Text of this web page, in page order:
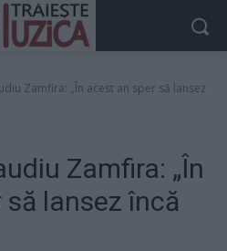
Zamfira: „În acest an sper să lansez
Zamfira: „În
lansez încă